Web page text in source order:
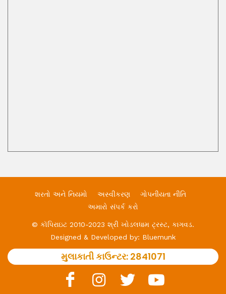
શરતો અને નિયમો અસ્વીકરણ
ગોપનીયતા નીતિ
અમારો સંપર્ક કરો
© કૉપિરાઇટ 2010-2023 શ્રી ખોડલધામ ટ્રસ્ટ, કાગવડ.
Designed & Developed by: Bluemunk
મુલાકાતી કાઉન્ટર: 2841071